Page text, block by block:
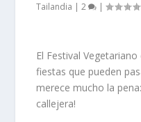
Tailandia |2 |
El Festival
fiestas que pueden
merece mucho la
callejera!